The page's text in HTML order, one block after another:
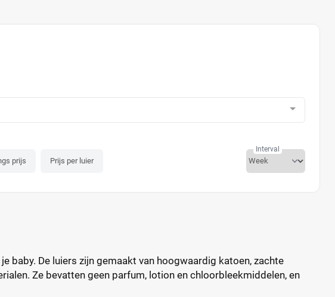
prijs Prijs per luier
Interval
baby. De luiers zijn gemaakt van hoogwaardig katoen, zachte
Ze bevatten geen parfum, lotion en chloorbleekmiddelen, en